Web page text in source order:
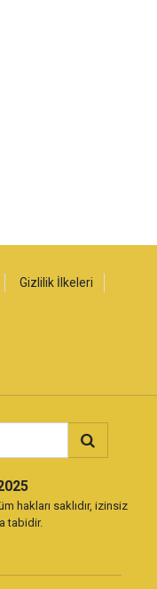
Gizlilik İlkeleri
hakları saklıdır, izinsiz
tabidir.